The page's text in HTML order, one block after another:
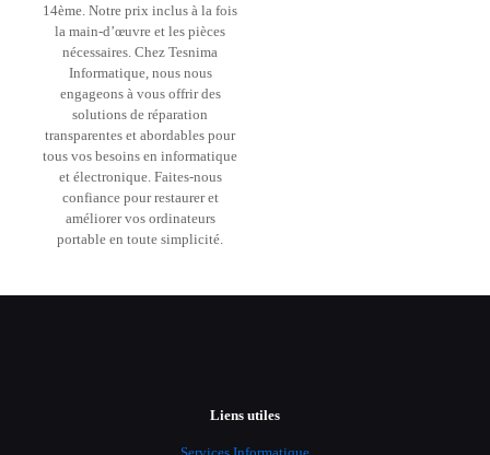
14ème. Notre prix inclus à la fois
la main-d’œuvre et les pièces
nécessaires. Chez Tesnima
Informatique, nous nous
engageons à vous offrir des
solutions de réparation
transparentes et abordables pour
tous vos besoins en informatique
et électronique. Faites-nous
confiance pour restaurer et
améliorer vos ordinateurs
portable en toute simplicité.
Liens utiles